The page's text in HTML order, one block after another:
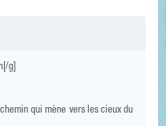
g]
qui mène vers les cieux du